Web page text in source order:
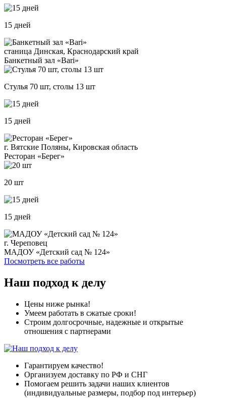
15 дней
станица Динская, Краснодарский край
Банкетный зал «Bari»
Стулья 70 шт, столы 13 шт
15 дней
г. Вятские Поляны, Кировская область
Ресторан «Берег»
20 шт
15 дней
г. Череповец
МАДОУ «Детский сад № 124»
Посмотреть все работы
Наш подход к делу
Цены ниже рынка!
Умеем работать в сжатые сроки!
Строим долгосрочные, надежные и открытые
отношения с партнерами
Гарантируем качество!
Организуем доставку по РФ и СНГ
Помогаем решить задачи наших клиентов
(индивидуальные размеры, подбор под интерьер)